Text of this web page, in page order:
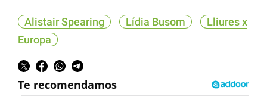
Alistair Spearing Lídia Busom
Lliures x
Europa